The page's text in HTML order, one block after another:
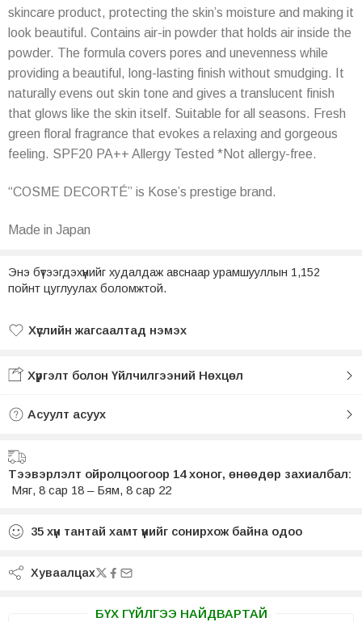
skincare product, protecting the skin’s moisture and making it
look beautiful. Contains air-in powder that holds air inside the
powder. The formula covers pores and unevenness while
providing a beautiful, long-lasting finish without smudging. It
naturally evens out skin tone and gives a translucent finish
that glows like the skin itself. Suitable for all seasons. Fresh
green floral fragrance that evokes a relaxing and gorgeous
feeling. SPF20 PA++ Allergy Tested *Not allergy-free.
“COSME DECORTÉ” is Kose’s prestige brand.
Made in Japan
Энэ бүтээгдэхүүнийг худалдаж авснаар урамшууллын 1,152
пойнт цуглуулах боломжтой.
Хүслийн жагсаалтад нэмэх
Хүргэлт болон Үйлчилгээний Нөхцөл
Асуулт асуух
Тээвэрлэлт ойролцоогоор 14 хоног, өнөөдөр захиалбал:
Мяг, 8 сар 18 – Бям, 8 сар 22
35 хүн тантай хамт үүнийг сонирхож байна одоо
Хуваалцах
БҮХ ГҮЙЛГЭЭ НАЙДВАРТАЙ